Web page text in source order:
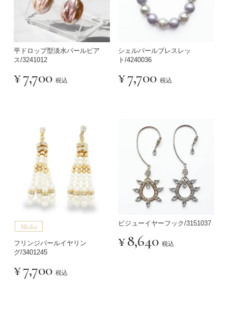
平ドロップ型淡水パールピア
ス/3241012
¥7,700 税込
シェルパールブレスレッ
ト/4240036
¥7,700 税込
フリンジパールイヤリン
グ/3401245
¥7,700 税込
ビジューイヤーフック/3151037
¥8,640 税込